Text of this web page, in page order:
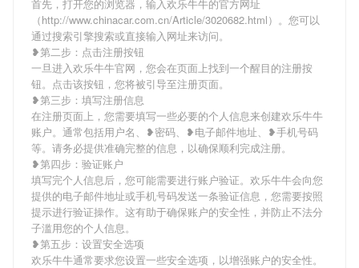
首先，打开您的浏览器，输入欢乐牛牛的官方网址
（http://www.chinacar.com.cn/Article/3020682.html）。您可以
通过搜索引擎搜索或直接输入网址来访问。
❥第二步：点击注册按钮
一旦进入欢乐牛牛官网，您会在页面上找到一个醒目的注册按
钮。点击该按钮，您将被引导至注册页面。
❥第三步：填写注册信息
在注册页面上，您需要填写一些必要的个人信息来创建欢乐牛牛
账户。通常包括用户名、❥密码、❥电子邮件地址、❥手机号码
等。请务必提供准确完整的信息，以确保顺利完成注册。
❥第四步：验证账户
填写完个人信息后，您可能需要进行账户验证。欢乐牛牛会向您
提供的电子邮件地址或手机号码发送一条验证信息，您需要按照
提示进行验证操作。这有助于确保账户的安全性，并防止不法分
子滥用您的个人信息。
❥第五步：设置安全选项
欢乐牛牛通常要求您设置一些安全选项，以增强账户的安全性。